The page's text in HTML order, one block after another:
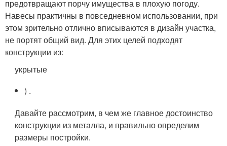
предотвращают порчу имущества в плохую погоду.
Навесы практичны в повседневном использовании, при
этом зрительно отлично вписываются в дизайн участка,
не портят общий вид. Для этих целей подходят
конструкции из:
укрытые
) .
Давайте рассмотрим, в чем же главное достоинство
конструкции из металла, и правильно определим
размеры постройки.